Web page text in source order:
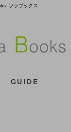
-ソラブックス
GUIDE